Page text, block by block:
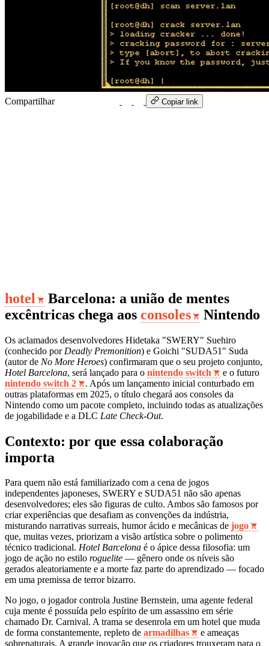
Compartilhar Copiar link
hotel
Barcelona: a união de mentes
excêntricas chega aos consoles Nintendo
Os aclamados desenvolvedores Hidetaka "SWERY" Suehiro
(conhecido por Deadly Premonition) e Goichi "SUDA51" Suda
(autor de No More Heroes) confirmaram que o seu projeto conjunto,
Hotel Barcelona, será lançado para o nintendo switch
e o futuro
nintendo switch 2
. Após um lançamento inicial conturbado em
outras plataformas em 2025, o título chegará aos consoles da
Nintendo como um pacote completo, incluindo todas as atualizações
de jogabilidade e a DLC Late Check-Out.
Contexto: por que essa colaboração
importa
Para quem não está familiarizado com a cena de jogos
independentes japoneses, SWERY e SUDA51 não são apenas
desenvolvedores; eles são figuras de culto. Ambos são famosos por
criar experiências que desafiam as convenções da indústria,
misturando narrativas surreais, humor ácido e mecânicas de jogo
que, muitas vezes, priorizam a visão artística sobre o polimento
técnico tradicional. Hotel Barcelona é o ápice dessa filosofia: um
jogo de ação no estilo roguelite — gênero onde os níveis são
gerados aleatoriamente e a morte faz parte do aprendizado — focado
em uma premissa de terror bizarro.
No jogo, o jogador controla Justine Bernstein, uma agente federal
cuja mente é possuída pelo espírito de um assassino em série
chamado Dr. Carnival. A trama se desenrola em um hotel que muda
de forma constantemente, repleto de armadilhas
e ameaças
sobrenaturais. A grande inovação que os criadores trouxeram para o